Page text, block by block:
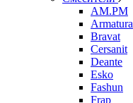
AM.PM
Armatura
Bravat
Cersanit
Deante
Esko
Fashun
Frap